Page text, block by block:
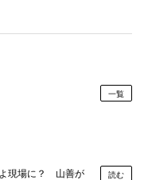
一覧
現場に？ 山善が
読む